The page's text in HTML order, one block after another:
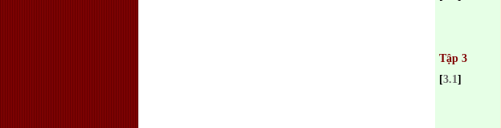
Tập 3
[3.1]